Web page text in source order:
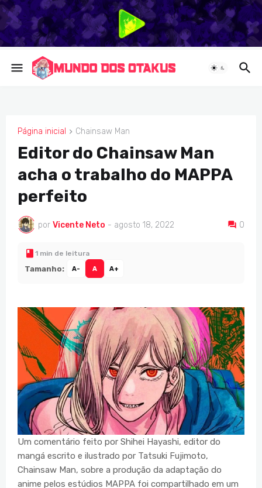
Página inicial Chainsaw Man
CHAINSAW MAN
Editor do Chainsaw Man
acha o trabalho do MAPPA
perfeito
por Vicente Neto - agosto 18, 2022 0
1 min de leitura
Tamanho: A- A A+
Um comentário feito por Shihei Hayashi, editor do
mangá escrito e ilustrado por Tatsuki Fujimoto,
Chainsaw Man, sobre a produção da adaptação do
anime pelos estúdios MAPPA foi compartilhado em um